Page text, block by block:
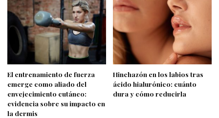
El entrenamiento de fuerza
emerge como aliado del
envejecimiento cutáneo:
evidencia sobre su impacto en
la dermis
Hinchazón en los labios tras
ácido hialurónico: cuánto
dura y cómo reducirla